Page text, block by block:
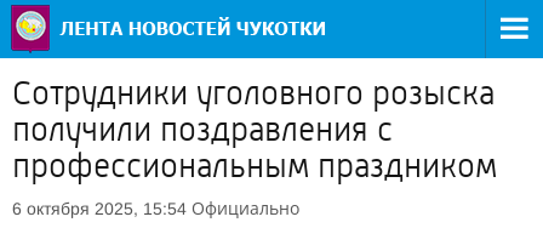
Сотрудники уголовного розыска
получили поздравления с
профессиональным праздником
6 октября 2025, 15:54 Официально